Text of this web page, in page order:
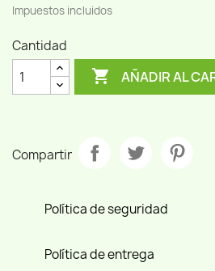
Impuestos incluidos
Cantidad
 AÑADIR AL
Compartir
Política de seguridad
Política de entrega